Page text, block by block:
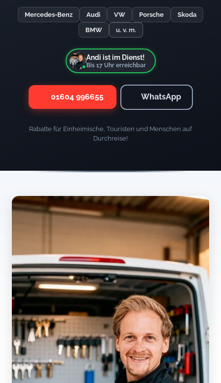
Mercedes-Benz Audi VW Porsche Skoda
BMW u. v. m.
Andi ist im Dienst!
Bis 17Uhr erreichbar
01604 996655 WhatsApp
Rabatte für Einheimische, Touristen und Menschen auf
Durchreise!